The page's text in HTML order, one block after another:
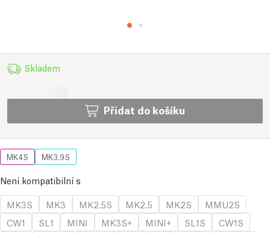
Skladem
Přidat do košíku
MK4S MK3.9S
Není kompatibilní s
MK3S
MK3 MK2.5S MK2.5 MK2S
MMU2S
CW1
SL1 MINI MK3S+ MINI+ SL1S
CW1S